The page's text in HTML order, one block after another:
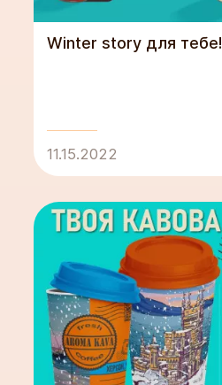
Winter story для тебе!
11.15.2022